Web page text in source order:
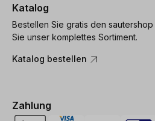
Katalog
Bestellen Sie gratis den
Sie unser komplettes Sortiment.
Katalog bestellen
Zahlung